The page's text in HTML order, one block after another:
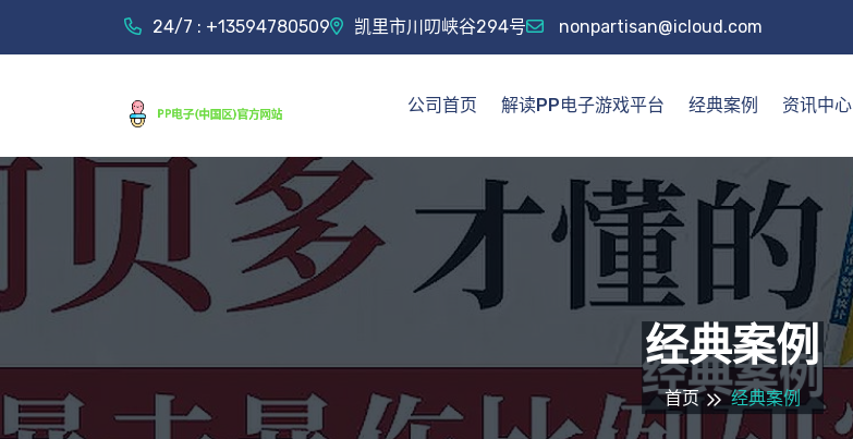
24/7 : +13594780509 凯里市川叨峡谷294号 nonpartisan@icloud.com
公司首页 解读PP电子游戏平台 经典案例 资讯中心
经典案例
首页 经典案例